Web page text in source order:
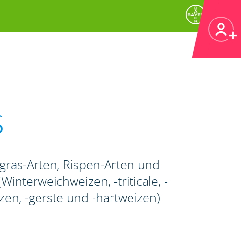
Arten, Rispen-Arten und
-triticale, -
-gerste und -hartweizen)